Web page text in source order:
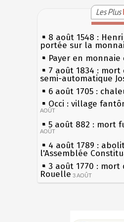
Les Plus
8 août 1548 :
portée sur la
Payer en monnaie
7 août 1834 :
semi-automatique
6 août 1705 :
Occi : village
AOÛT
5 août 882 : mort
AOÛT
4 août 1789 :
l'Assemblée
3 août 1770 : mort
Rouelle 3 AOÛT
Musée Jean de
les siècles